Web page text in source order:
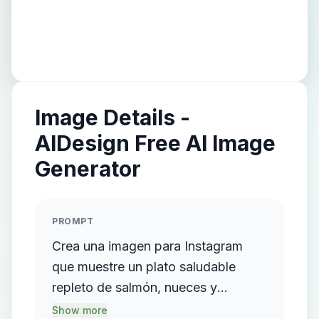
Image Details -
AIDesign Free AI Image
Generator
PROMPT
Crea una imagen para Instagram
que muestre un plato saludable
repleto de salmón, nueces y
arándanos frescos. La escena debe
Show more